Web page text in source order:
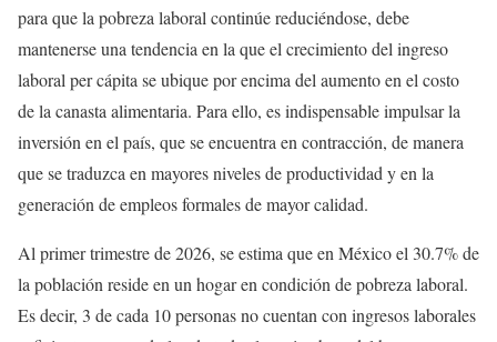
para que la pobreza laboral continúe reduciéndose, debe
mantenerse una tendencia en la que el crecimiento del ingreso
laboral per cápita se ubique por encima del aumento en el costo
de la canasta alimentaria. Para ello, es indispensable impulsar la
inversión en el país, que se encuentra en contracción, de manera
que se traduzca en mayores niveles de productividad y en la
generación de empleos formales de mayor calidad.
Al primer trimestre de 2026, se estima que en México el 30.7% de
la población reside en un hogar en condición de pobreza laboral.
Es decir, 3 de cada 10 personas no cuentan con ingresos laborales